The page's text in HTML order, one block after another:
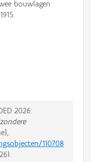
bouwlagen
2026:
110708
).